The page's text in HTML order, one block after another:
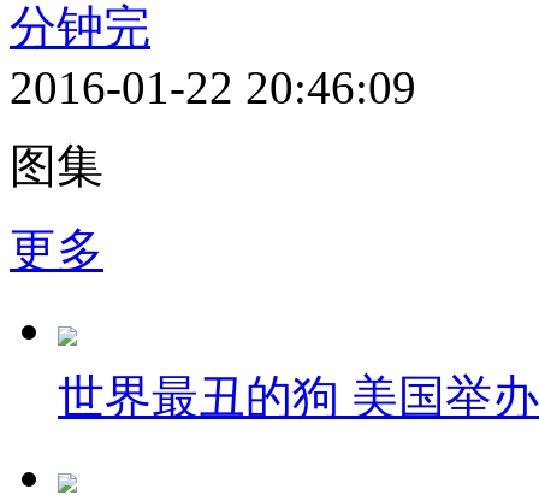
分钟完
2016-01-22 20:46:09
图集
更多
世界最丑的狗 美国举